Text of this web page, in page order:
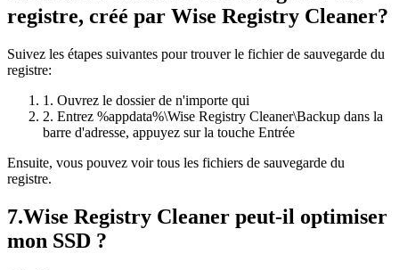
registre, créé par Wise Registry Cleaner?
Suivez les étapes suivantes pour trouver le fichier de sauvegarde du
registre:
1. Ouvrez le dossier de n'importe qui
2. Entrez %appdata%\Wise Registry Cleaner\Backup dans la
barre d'adresse, appuyez sur la touche Entrée
Ensuite, vous pouvez voir tous les fichiers de sauvegarde du
registre.
7.Wise Registry Cleaner peut-il optimiser
mon SSD ?